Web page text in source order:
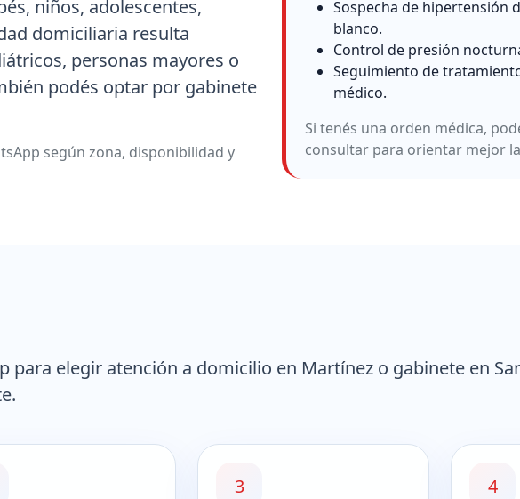
niños, adolescentes,
domiciliaria resulta
personas mayores o
podés optar por gabinete
según zona, disponibilidad y
Sospecha de hipertensión
blanco.
Control de presión
Seguimiento de
médico.
Si tenés una orden médica,
consultar para orientar mejor
para elegir atención a domicilio en Martínez o gabinete en
3 4